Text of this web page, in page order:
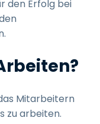
den Erfolg bei
Mitarbeitern
zu arbeiten.